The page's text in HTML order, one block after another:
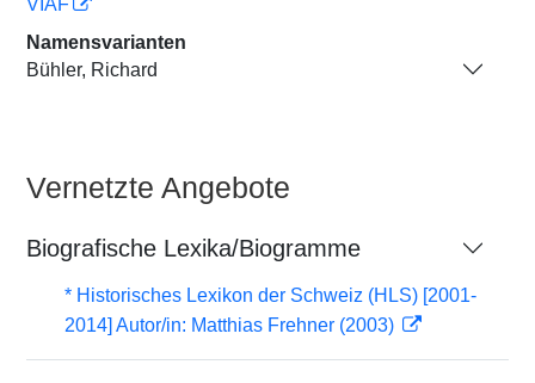
VIAF
Namensvarianten
Bühler, Richard
Vernetzte Angebote
Biografische Lexika/Biogramme
* Historisches Lexikon der Schweiz (HLS) [2001-
2014] Autor/in: Matthias Frehner (2003)